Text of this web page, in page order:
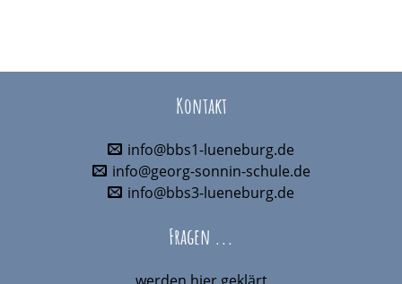
Kontakt
info@bbs1-lueneburg.de
info@georg-sonnin-schule.de
info@bbs3-lueneburg.de
Fragen ...